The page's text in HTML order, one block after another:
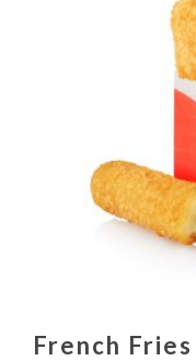
French Fries